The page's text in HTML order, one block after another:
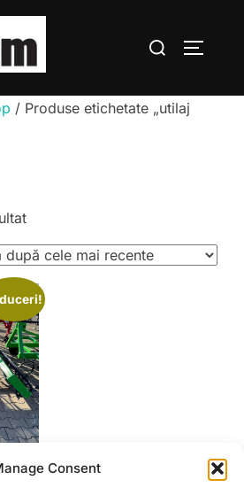
Consent
Caută
/ Produse etichetate „utilaj
2m